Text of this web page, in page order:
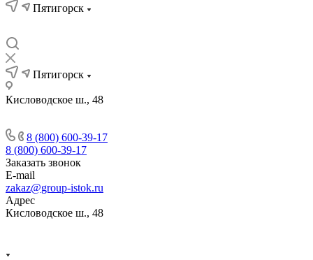
Пятигорск
Пятигорск
Кисловодское ш., 48
8 (800) 600-39-17
8 (800) 600-39-17
Заказать звонок
E-mail
zakaz@group-istok.ru
Адрес
Кисловодское ш., 48